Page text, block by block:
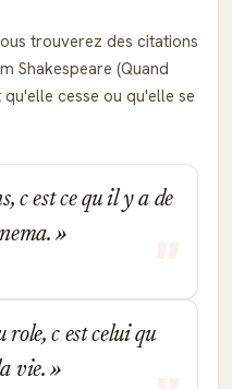
trouverez des citations
Shakespeare (Quand
cesse ou qu'elle se
c est ce qu il y a de
role, c est celui qu
vie.